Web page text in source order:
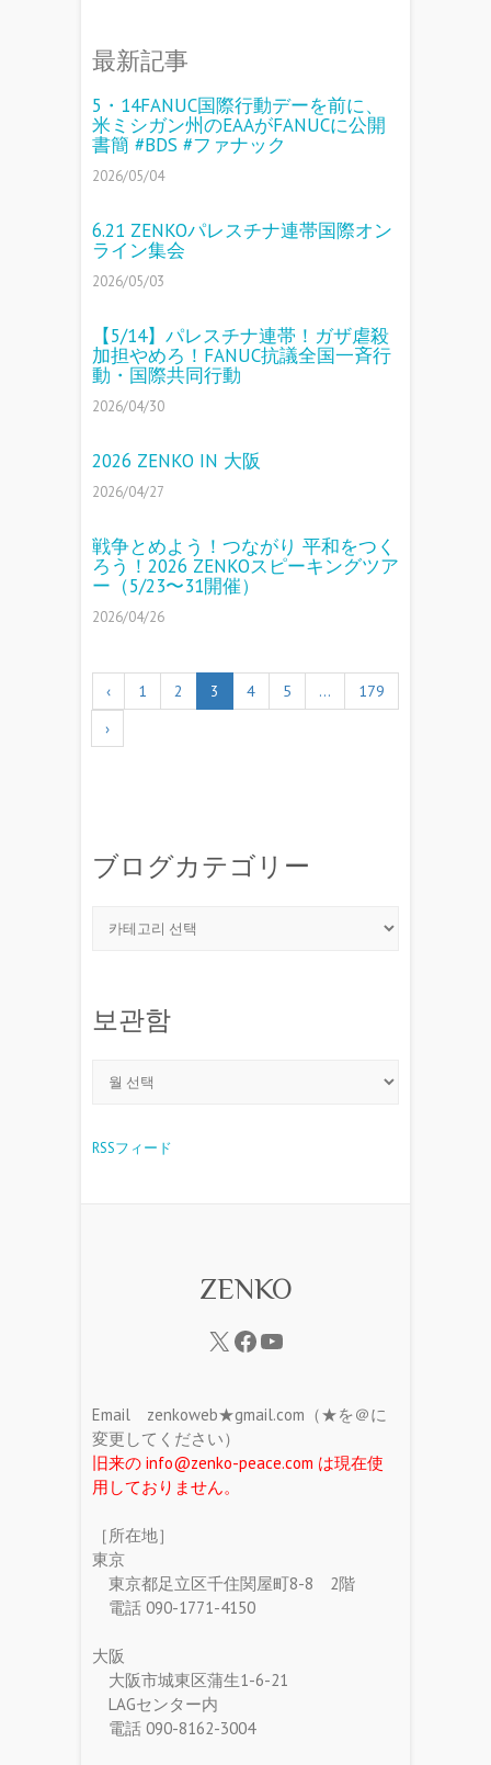
最新記事
5・14FANUC国際行動デーを前に、
米ミシガン州のEAAがFANUCに公開
書簡 #BDS #ファナック
2026/05/04
6.21 ZENKOパレスチナ連帯国際オン
ライン集会
2026/05/03
【5/14】パレスチナ連帯！ガザ虐殺
加担やめろ！FANUC抗議全国一斉行
動・国際共同行動
2026/04/30
2026 ZENKO IN 大阪
2026/04/27
戦争とめよう！つながり 平和をつく
ろう！2026 ZENKOスピーキングツア
ー（5/23〜31開催）
2026/04/26
‹ 1 2 3 4 5 …
179
›
ブログカテゴリー
보관함
RSSフィード
ZENKO
Email zenkoweb★gmail.com（★を＠に
変更してください）
旧来の info@zenko-peace.com は現在使
用しておりません。
［所在地］
東京
東京都足立区千住関屋町8-8 2階
電話 090-1771-4150
大阪
大阪市城東区蒲生1-6-21
LAGセンター内
電話 090-8162-3004